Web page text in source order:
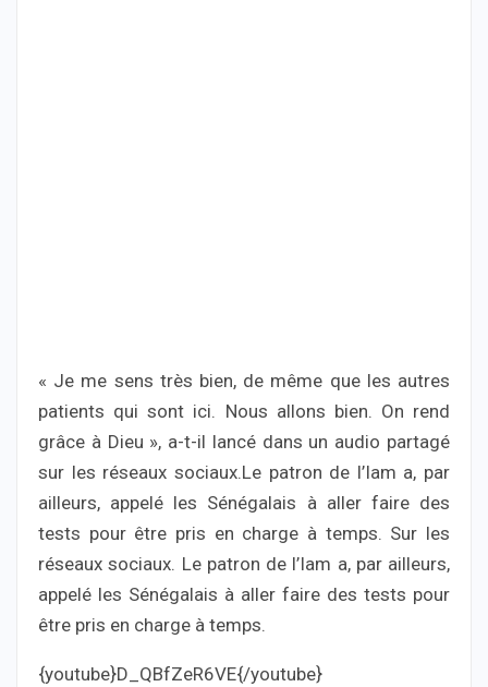
« Je me sens très bien, de même que les autres
patients qui sont ici. Nous allons bien. On rend
grâce à Dieu », a-t-il lancé dans un audio partagé
sur les réseaux sociaux.Le patron de l’Iam a, par
ailleurs, appelé les Sénégalais à aller faire des
tests pour être pris en charge à temps. Sur les
réseaux sociaux. Le patron de l’Iam a, par ailleurs,
appelé les Sénégalais à aller faire des tests pour
être pris en charge à temps.
{youtube}D_QBfZeR6VE{/youtube}